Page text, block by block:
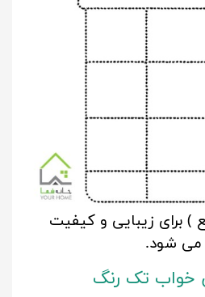
برای زیبایی و کیفیت
می شود.
تک رنگ